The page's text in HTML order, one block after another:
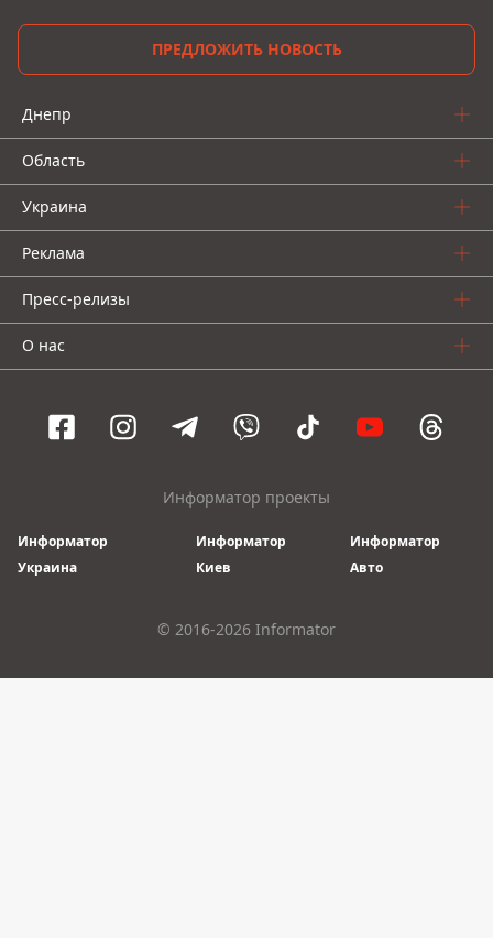
ПРЕДЛОЖИТЬ НОВОСТЬ
Днепр
Область
Украина
Реклама
Пресс-релизы
О нас
Информатор проекты
Информатор
Украина
Информатор
Киев
Информатор
Авто
© 2016-2026 Informator